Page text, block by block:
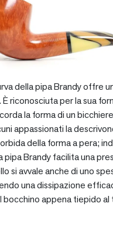
della pipa Brandy offre
È riconosciuta per la sua
la forma di un
appassionati la
della forma a pera;
pipa Brandy facilita una
si avvale anche di uno
una dissipazione
bocchino appena tiepido